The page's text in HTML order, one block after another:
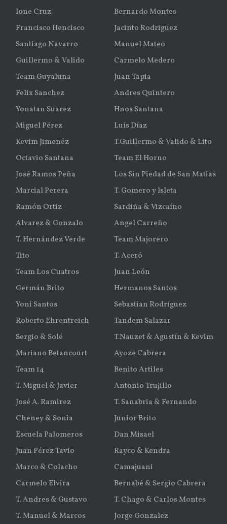
Ione Cruz
Bernardo Montes
Francisco Hencisco
Jacinto Rodriguez
Santiago Navarro
Manuel Mateo
Guillermo & Valido
Carmelo Medero
Team Guyaluna
Juan Tapia
Felix Sanchez
Andres Quintero
Yonatan Suarez
Hnos Santana
Miguel Pérez
Luís Díaz
Kevim Jimenéz
T.Guillermo & Valido & Lito
Octavio Santana
Team El Horno
José Ramos Peña
Los Sin Piedad de San Matias
Marcial Perera
T. Gomero y Isleta
Ramón Ortiz
Sardiña & Vizcaíno
Alvarez & Gonzalo
Angel Carreño
T. Hernández Verde
Team Majorero
Tito
T. Aceró
Team Los Cuatros
Juan León
Germán Brito
Hermanos Santos
Yoni Santos
Sebastian Rodriguez
Roberto Ehrentreich
Tandem Salazar
Sergio & Solé
T.Nauzet & Agustín & Kevim
Mariano Betancourt
Ayoze Cabrera
Team 14
Benito Artiles
T. Miguel & Javier
Antonio Trujillo
José A. Ramirez
T. Sanabria & Fernando
Cheney & Sonia
Junior Brito
Escuela Palomeros
Dan Misael
Juan Pérez Tavio
Rayco & Kendra
Marco & Colacho
Camajuani
Carmelo Elvira
Bernabé & Sergio Cabrera
T. Andres & Gustavo
T. Chago & Carlos Montes
T. Manuel & Marcos
Jorge Gonzalez